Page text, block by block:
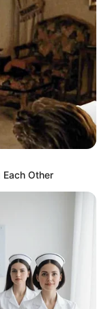
Other